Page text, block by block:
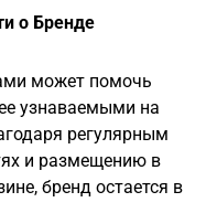
о Бренде
может помочь
узнаваемыми на
регулярным
и размещению в
бренд остается в